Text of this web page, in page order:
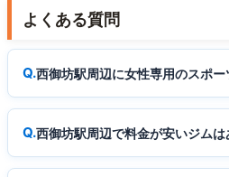
よくある質問
西御坊駅周辺に女性専用のスポ
西御坊駅周辺で料金が安いジムは